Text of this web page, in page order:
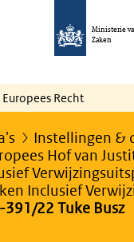
Ministerie
Zaken
Recht
Instellingen &
Hof van
Inclusief
391/22 Tuke Busz